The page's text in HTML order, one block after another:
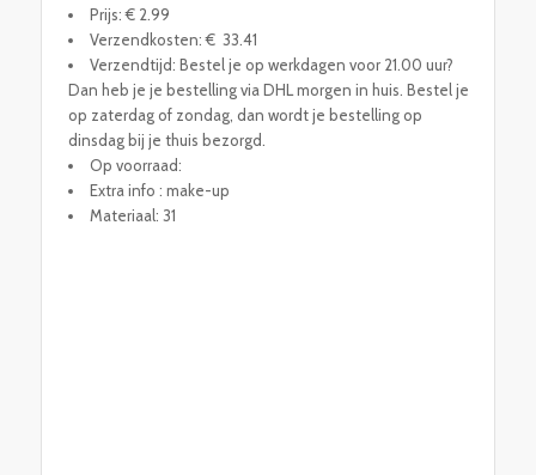
Prijs: € 2.99
Verzendkosten: € 33.41
Verzendtijd: Bestel je op werkdagen voor 21.00 uur?
Dan heb je je bestelling via DHL morgen in huis. Bestel je
op zaterdag of zondag, dan wordt je bestelling op
dinsdag bij je thuis bezorgd.
Op voorraad:
Extra info : make-up
Materiaal: 31